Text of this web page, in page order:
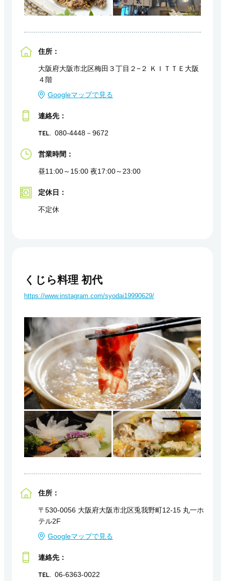
住所：
大阪府大阪市北区梅田３丁目２−２ ＫＩＴＴＥ大阪
４階
Googleマップで見る
連絡先：
TEL. 080-4448－9672
営業時間：
昼11:00～15:00 夜17:00～23:00
定休日：
不定休
くじら料理 初代
https://www.instagram.com/syodai19990629/
住所：
〒530-0056 大阪府大阪市北区兎我野町12-15 丸一ホ
テル2F
Googleマップで見る
連絡先：
TEL. 06-6363-0022